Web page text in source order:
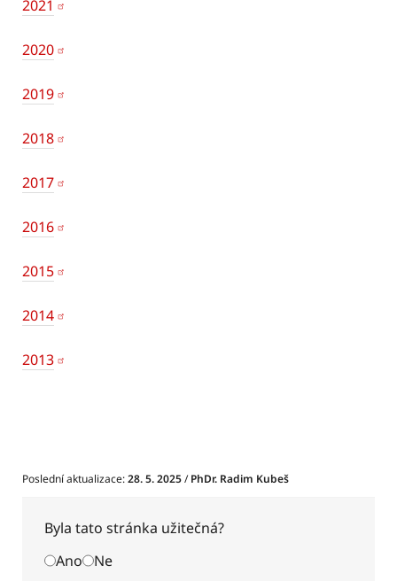
2021
2020
2019
2018
2017
2016
2015
2014
2013
Poslední aktualizace:28. 5. 2025/PhDr. Radim Kubeš
Byla tato stránka užitečná?
Ano
Ne